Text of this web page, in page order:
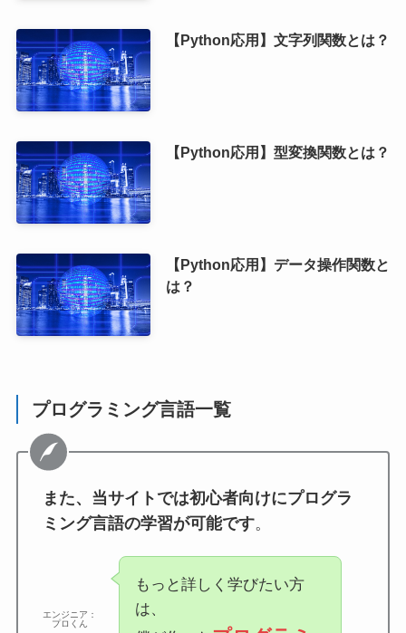
【Python応用】文字列関数とは？
【Python応用】型変換関数とは？
【Python応用】データ操作関数と
は？
プログラミング言語一覧
また、当サイトでは初心者向けにプログラ
ミング言語の学習が可能です。
エンジニア：
プロくん
もっと詳しく学びたい方
は、